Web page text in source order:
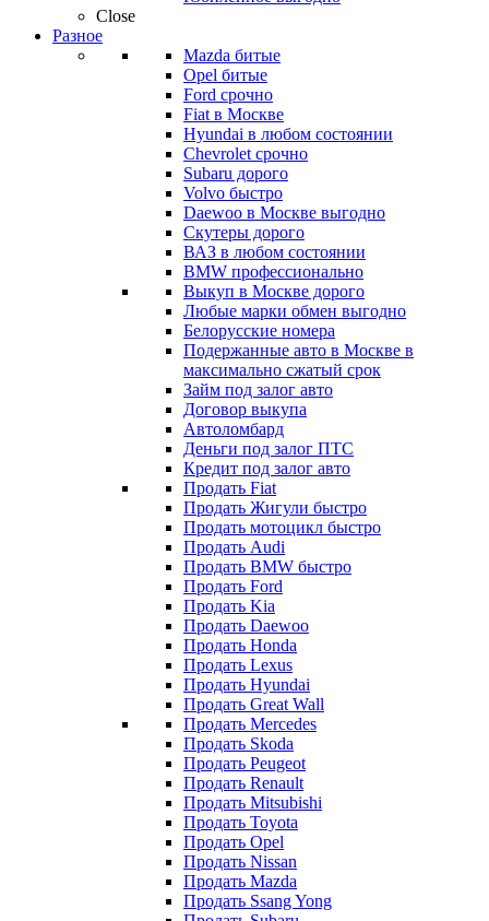
Close
Разное
Mazda битые
Opel битые
Ford срочно
Fiat в Москве
Hyundai в любом состоянии
Chevrolet срочно
Subaru дорого
Volvo быстро
Daewoo в Москве выгодно
Скутеры дорого
ВАЗ в любом состоянии
BMW профессионально
Выкуп в Москве дорого
Любые марки обмен выгодно
Белорусские номера
Подержанные авто в Москве в
максимально сжатый срок
Займ под залог авто
Договор выкупа
Автоломбард
Деньги под залог ПТС
Кредит под залог авто
Продать Fiat
Продать Жигули быстро
Продать мотоцикл быстро
Продать Audi
Продать BMW быстро
Продать Ford
Продать Kia
Продать Daewoo
Продать Honda
Продать Lexus
Продать Hyundai
Продать Great Wall
Продать Mercedes
Продать Skoda
Продать Peugeot
Продать Renault
Продать Mitsubishi
Продать Toyota
Продать Opel
Продать Nissan
Продать Mazda
Продать Ssang Yong